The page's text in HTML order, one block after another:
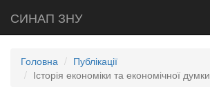
СИНАП ЗНУ
Головна
Публікації
Історія економіки та економічної думки